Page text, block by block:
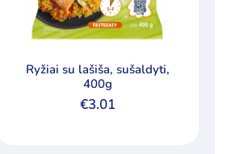
Ryžiai su lašiša, sušaldyti,
400g
€3.01